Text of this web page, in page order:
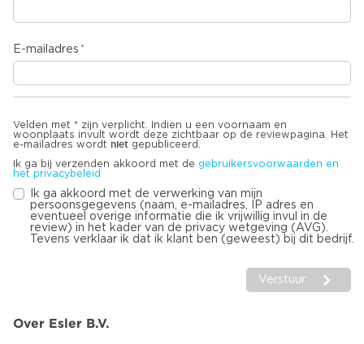
E-mailadres
Velden met * zijn verplicht. Indien u een voornaam en
woonplaats invult wordt deze zichtbaar op de reviewpagina. Het
e-mailadres wordt niet gepubliceerd.
Ik ga bij verzenden akkoord met de gebruikersvoorwaarden en
het privacybeleid
Ik ga akkoord met de verwerking van mijn
persoonsgegevens (naam, e-mailadres, IP adres en
eventueel overige informatie die ik vrijwillig invul in de
review) in het kader van de privacy wetgeving (AVG).
Tevens verklaar ik dat ik klant ben (geweest) bij dit bedrijf.
Verstuur
Over Esler B.V.